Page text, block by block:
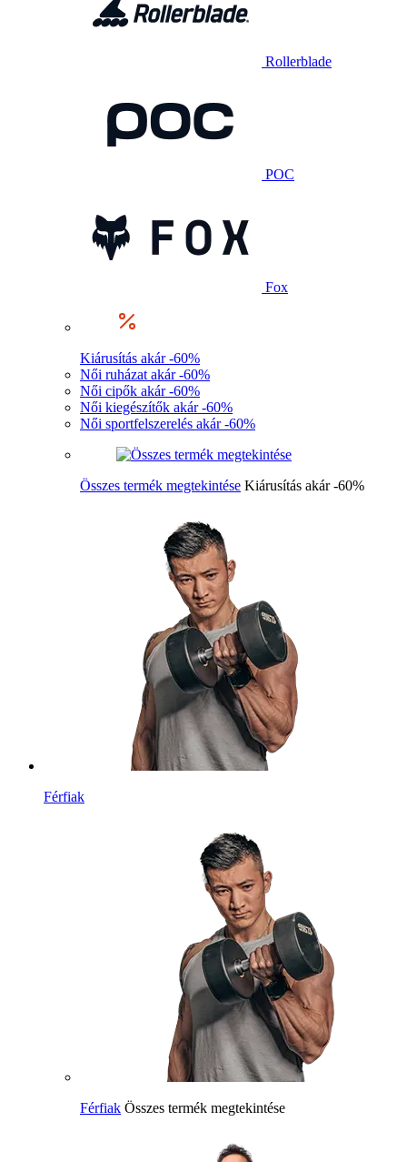
Rollerblade
POC
Fox
Kiárusítás akár -60%
Női ruházat akár -60%
Női cipők akár -60%
Női kiegészítők akár -60%
Női sportfelszerelés akár -60%
Összes termék megtekintése Kiárusítás akár -60%
Férfiak
Férfiak Összes termék megtekintése